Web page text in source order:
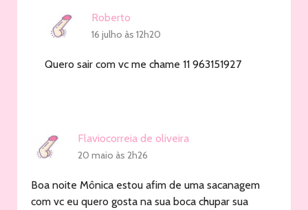
Roberto
16 julho às 12h20
Quero sair com vc me chame 11 963151927
Flaviocorreia de oliveira
20 maio às 2h26
Boa noite Mônica estou afim de uma sacanagem
com vc eu quero gosta na sua boca chupar sua